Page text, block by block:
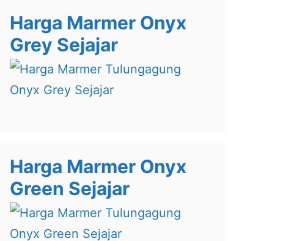
Harga Marmer Onyx
Grey Sejajar
Harga Marmer Onyx
Green Sejajar